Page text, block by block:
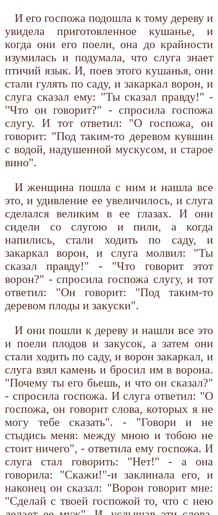
И его госпожа подошла к тому дереву и
увидела приготовленное кушанье, и
когда они его поели, она до крайности
изумилась и подумала, что слуга знает
птичий язык. И, поев этого кушанья, они
стали гулять по саду, и закаркал ворон, и
слуга сказал ему: "Ты сказал правду!" -
"Что он говорит?" - спросила госпожа
слугу. И тот ответил: "О госпожа, он
говорит: "Под таким-то деревом кувшин
с водой, надушенной мускусом, и старое
вино".
И женщина пошла с ним и нашла все
это, и удивление ее увеличилось, и слуга
сделался великим в ее глазах. И они
сидели со слугою и пили, а когда
напились, стали ходить по саду, и
закаркал ворон, и слуга молвил: "Ты
сказал правду!" - "Что говорит этот
ворон?" - спросила госпожа слугу, и тот
ответил: "Он говорит: "Под таким-то
деревом плоды и закуски".
И они пошли к дереву и нашли все это
и поели плодов и закусок, а затем они
стали ходить по саду, и ворон закаркал, и
слуга взял камень и бросил им в ворона.
"Почему ты его бьешь, и что он сказал?"
- спросила госпожа. И слуга ответил: "О
госпожа, он говорит слова, которых я не
могу тебе сказать". - "Говори и не
стыдись меня: между мною и тобою не
стоит ничего", - ответила ему госпожа. И
слуга стал говорить: "Нет!" - а она
говорила: "Скажи!"-и заклинала его, и
наконец он сказал: "Ворон говорит мне:
"Сделай с твоей госпожой то, что с нею